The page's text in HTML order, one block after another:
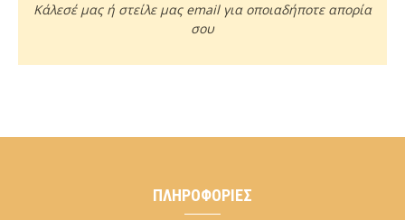
Κάλεσέ μας ή στείλε μας email για οποιαδήποτε απορία
σου
ΠΛΗΡΟΦΟΡΊΕΣ